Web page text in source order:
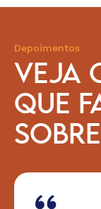
Depoimentos
VEJA
QUE